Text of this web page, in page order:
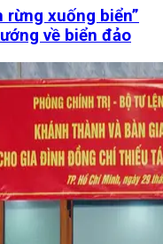
rừng xuống biển”
về biển đảo